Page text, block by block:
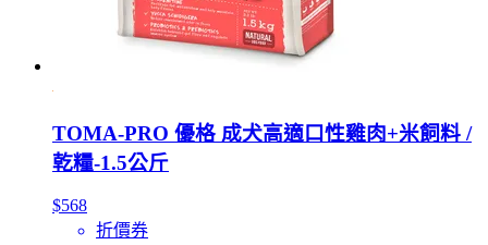
TOMA-PRO 優格 成犬高適口性雞肉+米飼料 /
乾糧-1.5公斤
$568
折價券